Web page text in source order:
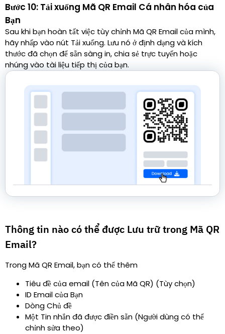
Bước 10: Tải xuống Mã QR Email Cá nhân hóa của
Bạn
Sau khi bạn hoàn tất việc tùy chỉnh Mã QR Email của mình,
hãy nhấp vào nút Tải xuống. Lưu nó ở định dạng và kích
thước đã chọn để sẵn sàng in, chia sẻ trực tuyến hoặc
nhúng vào tài liệu tiếp thị của bạn.
Thông tin nào có thể được Lưu trữ trong Mã QR
Email?
Trong Mã QR Email, bạn có thể thêm
Tiêu đề của email (Tên của Mã QR) (Tùy chọn)
ID Email của Bạn
Dòng Chủ đề
Một Tin nhắn đã được điền sẵn (Người dùng có thể
chỉnh sửa theo)